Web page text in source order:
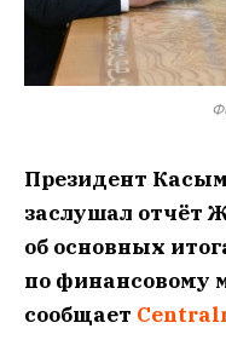
Президент
заслушал отчёт
об основных
по финансовому
сообщает